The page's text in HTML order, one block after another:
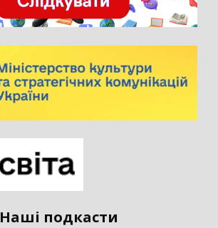
Наші подкасти